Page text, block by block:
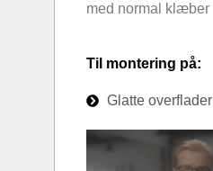
med normal klæber
Til montering på:
Glatte overflader